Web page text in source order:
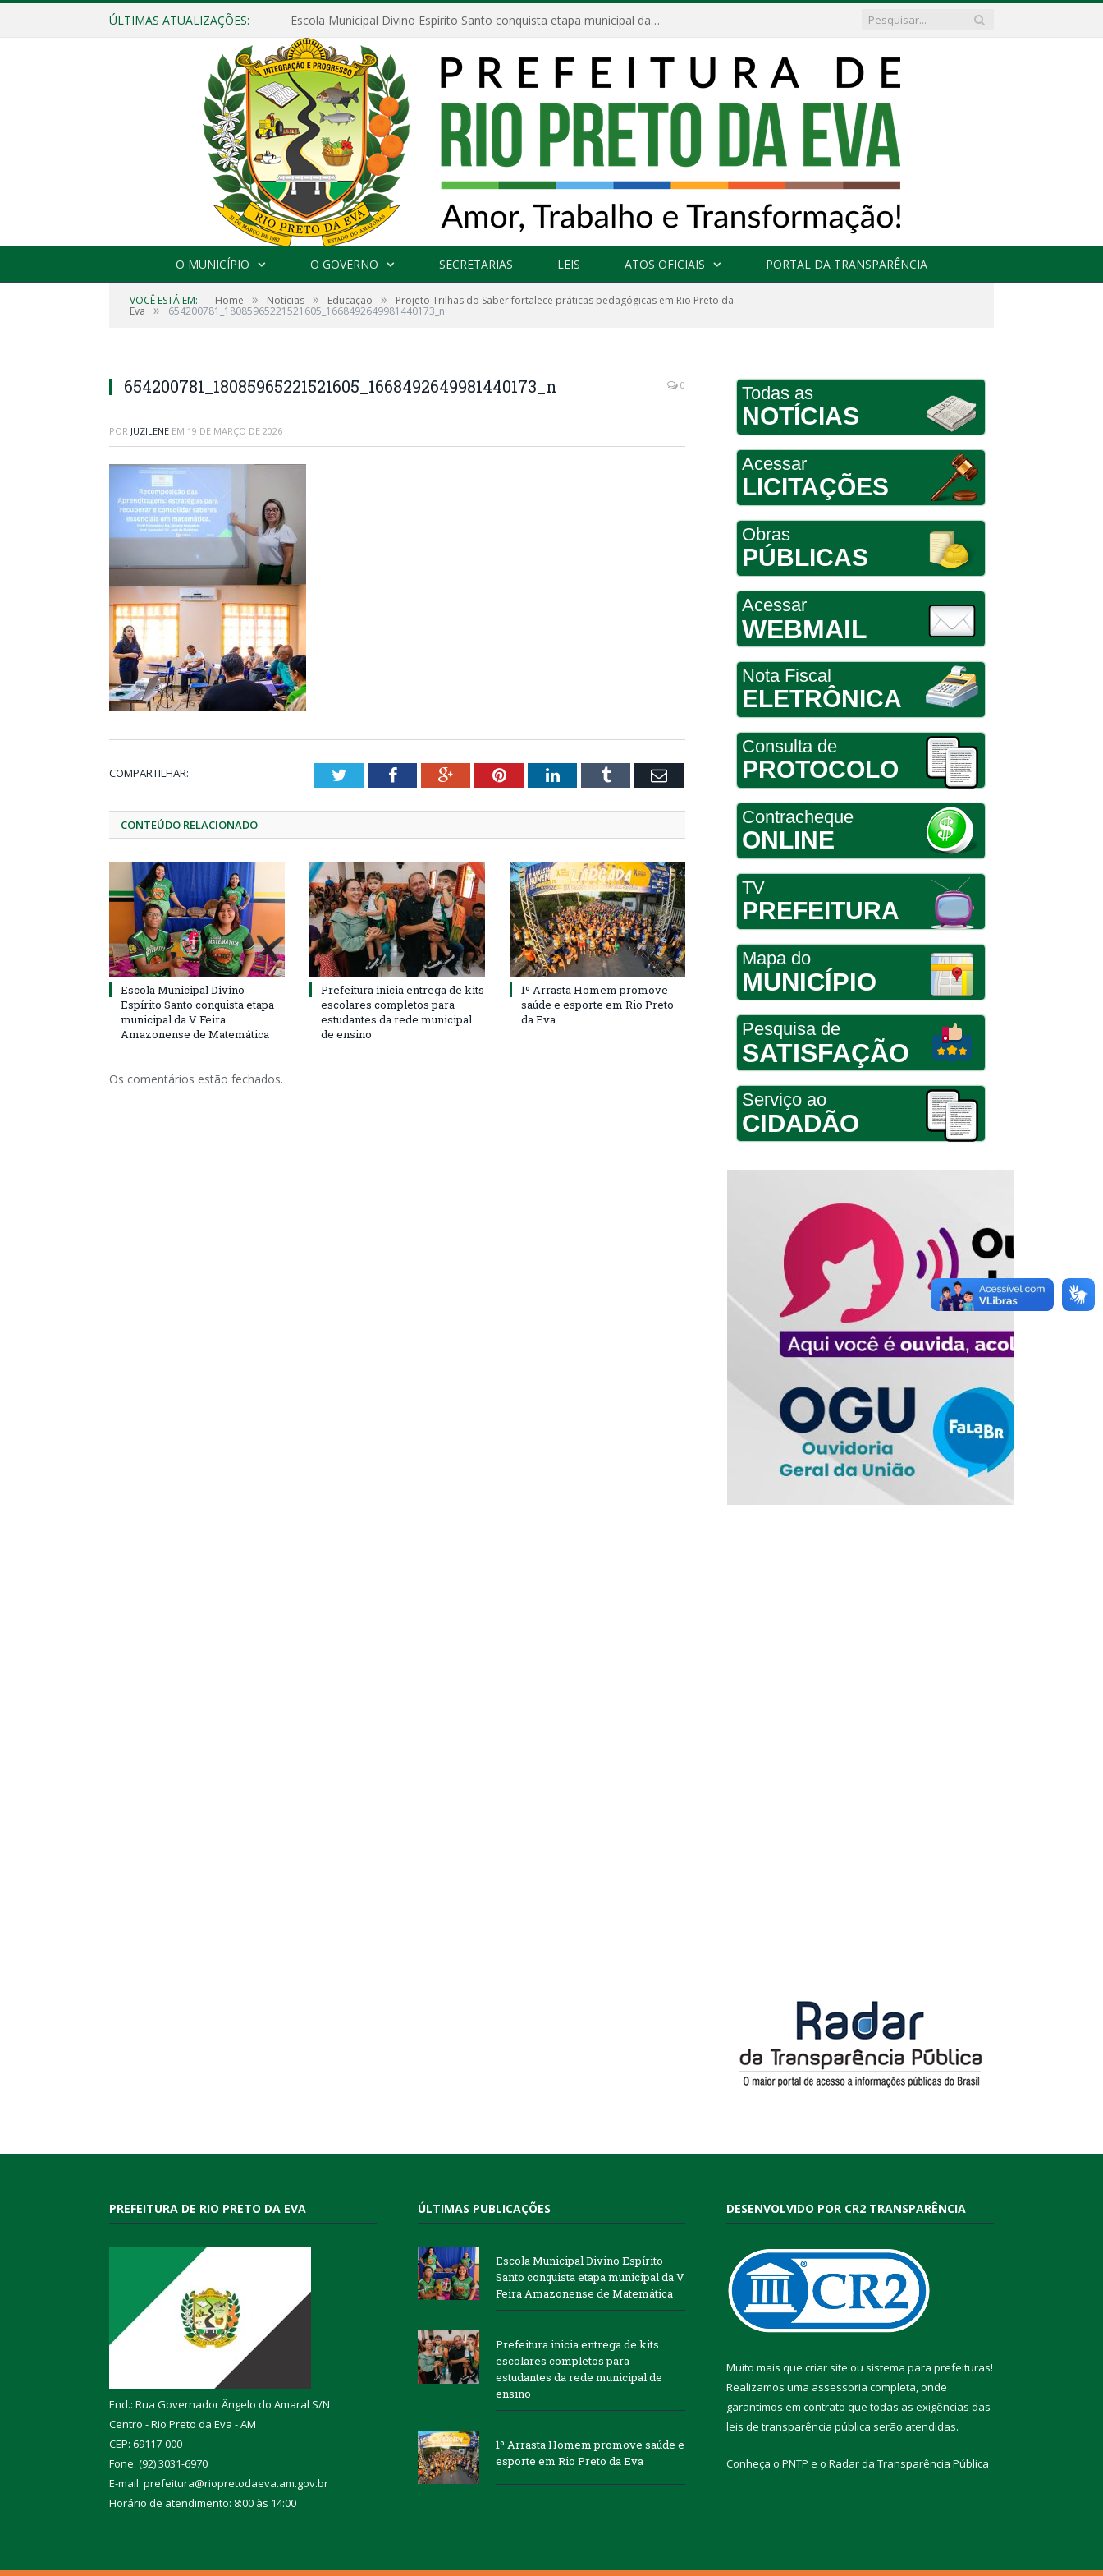
ÚLTIMAS ATUALIZAÇÕES: Escola Municipal Divino Espírito Santo conquista etapa municipal da V Feira Amazonense de Matemática
O MUNICÍPIO O GOVERNO SECRETARIAS LEIS ATOS OFICIAIS PORTAL DA TRANSPARÊNCIA
VOCÊ ESTÁ EM: Home » Notícias » Educação » Projeto Trilhas do Saber fortalece práticas pedagógicas em Rio Preto da
Eva » 654200781_18085965221521605_1668492649981440173_n
654200781_18085965221521605_1668492649981440173_n 0
POR JUZILENE EM 19 DE MARÇO DE 2026
COMPARTILHAR: TwitterFacebookGoogle+PinterestLinkedInTumblr Email
CONTEÚDO RELACIONADO
Escola Municipal Divino
Espírito Santo conquista etapa
municipal da V Feira
Amazonense de Matemática
Prefeitura inicia entrega de kits
escolares completos para
estudantes da rede municipal
de ensino
1º Arrasta Homem promove
saúde e esporte em Rio Preto
da Eva
Os comentários estão fechados.
Todas as
NOTÍCIAS
Acessar
LICITAÇÕES
Obras
PÚBLICAS
Acessar
WEBMAIL
Nota Fiscal
ELETRÔNICA
Consulta de
PROTOCOLO
Contracheque
ONLINE
TV
PREFEITURA
Mapa do
MUNICÍPIO
Pesquisa de
SATISFAÇÃO
Serviço ao
CIDADÃO
PREFEITURA DE RIO PRETO DA EVA
End.: Rua Governador Ângelo do Amaral S/N
Centro - Rio Preto da Eva - AM
CEP: 69117-000
Fone: (92) 3031-6970
E-mail: prefeitura@riopretodaeva.am.gov.br
Horário de atendimento: 8:00 às 14:00
ÚLTIMAS PUBLICAÇÕES
Escola Municipal Divino Espírito
Santo conquista etapa municipal da V
Feira Amazonense de Matemática
Prefeitura inicia entrega de kits
escolares completos para
estudantes da rede municipal de
ensino
1º Arrasta Homem promove saúde e
esporte em Rio Preto da Eva
DESENVOLVIDO POR CR2 TRANSPARÊNCIA
Muito mais que criar site ou sistema para prefeituras!
Realizamos uma assessoria completa, onde
garantimos em contrato que todas as exigências das
leis de transparência pública serão atendidas.
Conheça o PNTP e o Radar da Transparência Pública